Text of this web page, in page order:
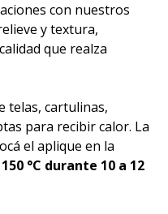
con nuestros
y textura,
que realza
telas, cartulinas,
para recibir calor. La
el aplique en la
150 °C durante 10 a 12